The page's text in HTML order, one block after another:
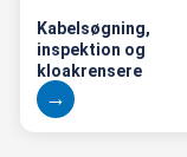
Kabelsøgning,
inspektion og
kloakrensere